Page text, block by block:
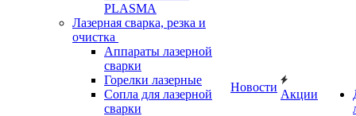
PLASMA
Лазерная сварка, резка и
очистка
Аппараты лазерной
сварки
Горелки лазерные
Сопла для лазерной
сварки
Новости
Акции